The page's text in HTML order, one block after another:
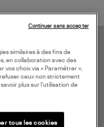
similaires à des fins de
en collaboration avec des
vos choix via « Paramétrer »,
refuser ceux non strictement
plus sur l’utilisation de
tous les cookies
Continuer sans accepter